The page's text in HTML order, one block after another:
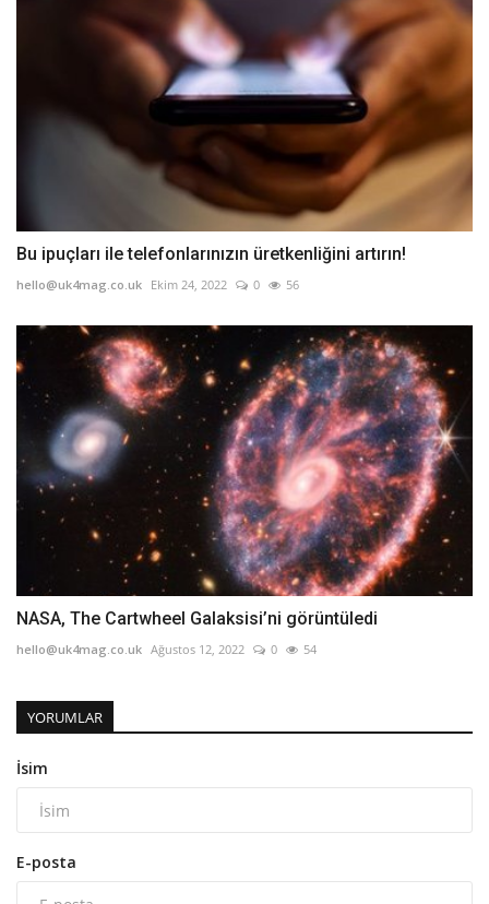
Bu ipuçları ile telefonlarınızın üretkenliğini artırın!
hello@uk4mag.co.uk Ekim 24, 2022 0 56
NASA, The Cartwheel Galaksisi’ni görüntüledi
hello@uk4mag.co.uk Ağustos 12, 2022 0 54
YORUMLAR
İsim
E-posta